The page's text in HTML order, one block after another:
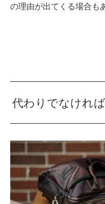
の理由が出てくる場合も
代わりでなけれ